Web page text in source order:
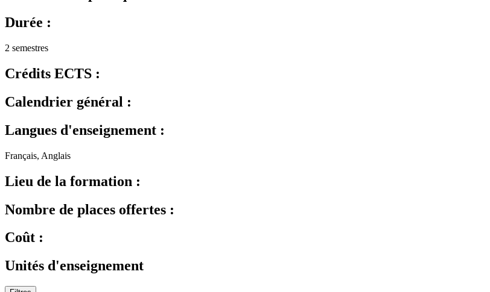
Durée :
2 semestres
Crédits ECTS :
Calendrier général :
Langues d'enseignement :
Français, Anglais
Lieu de la formation :
Nombre de places offertes :
Coût :
Unités d'enseignement